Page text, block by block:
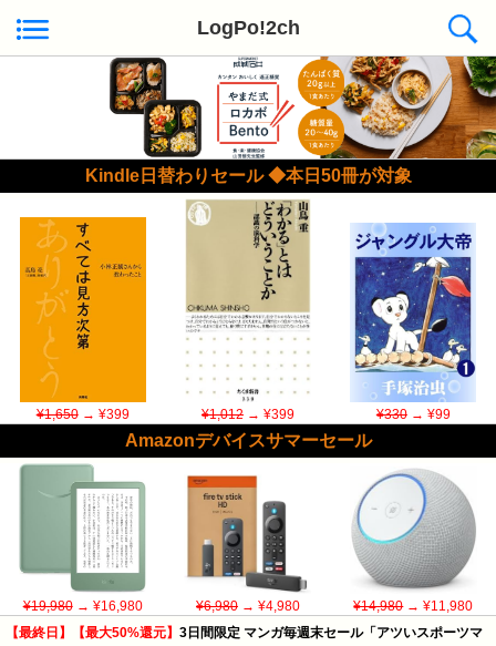
LogPo!2ch
Kindle日替わりセール ◆本日50冊が対象
¥1,650→ ¥399 ¥1,012→ ¥399 ¥330→ ¥99
Amazonデバイスサマーセール
¥19,980→ ¥16,980 ¥6,980→ ¥4,980 ¥14,980→ ¥11,980
【最終日】【最大50%還元】 3日間限定 マンガ毎週末セール「アツいスポーツマ